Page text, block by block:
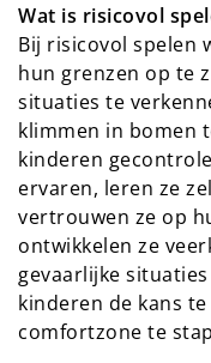
Wat is risicovol
Bij risicovol spelen
hun grenzen op te
situaties te
klimmen in bomen
kinderen
ervaren, leren ze
vertrouwen ze op
ontwikkelen ze
gevaarlijke
kinderen de kans
comfortzone te